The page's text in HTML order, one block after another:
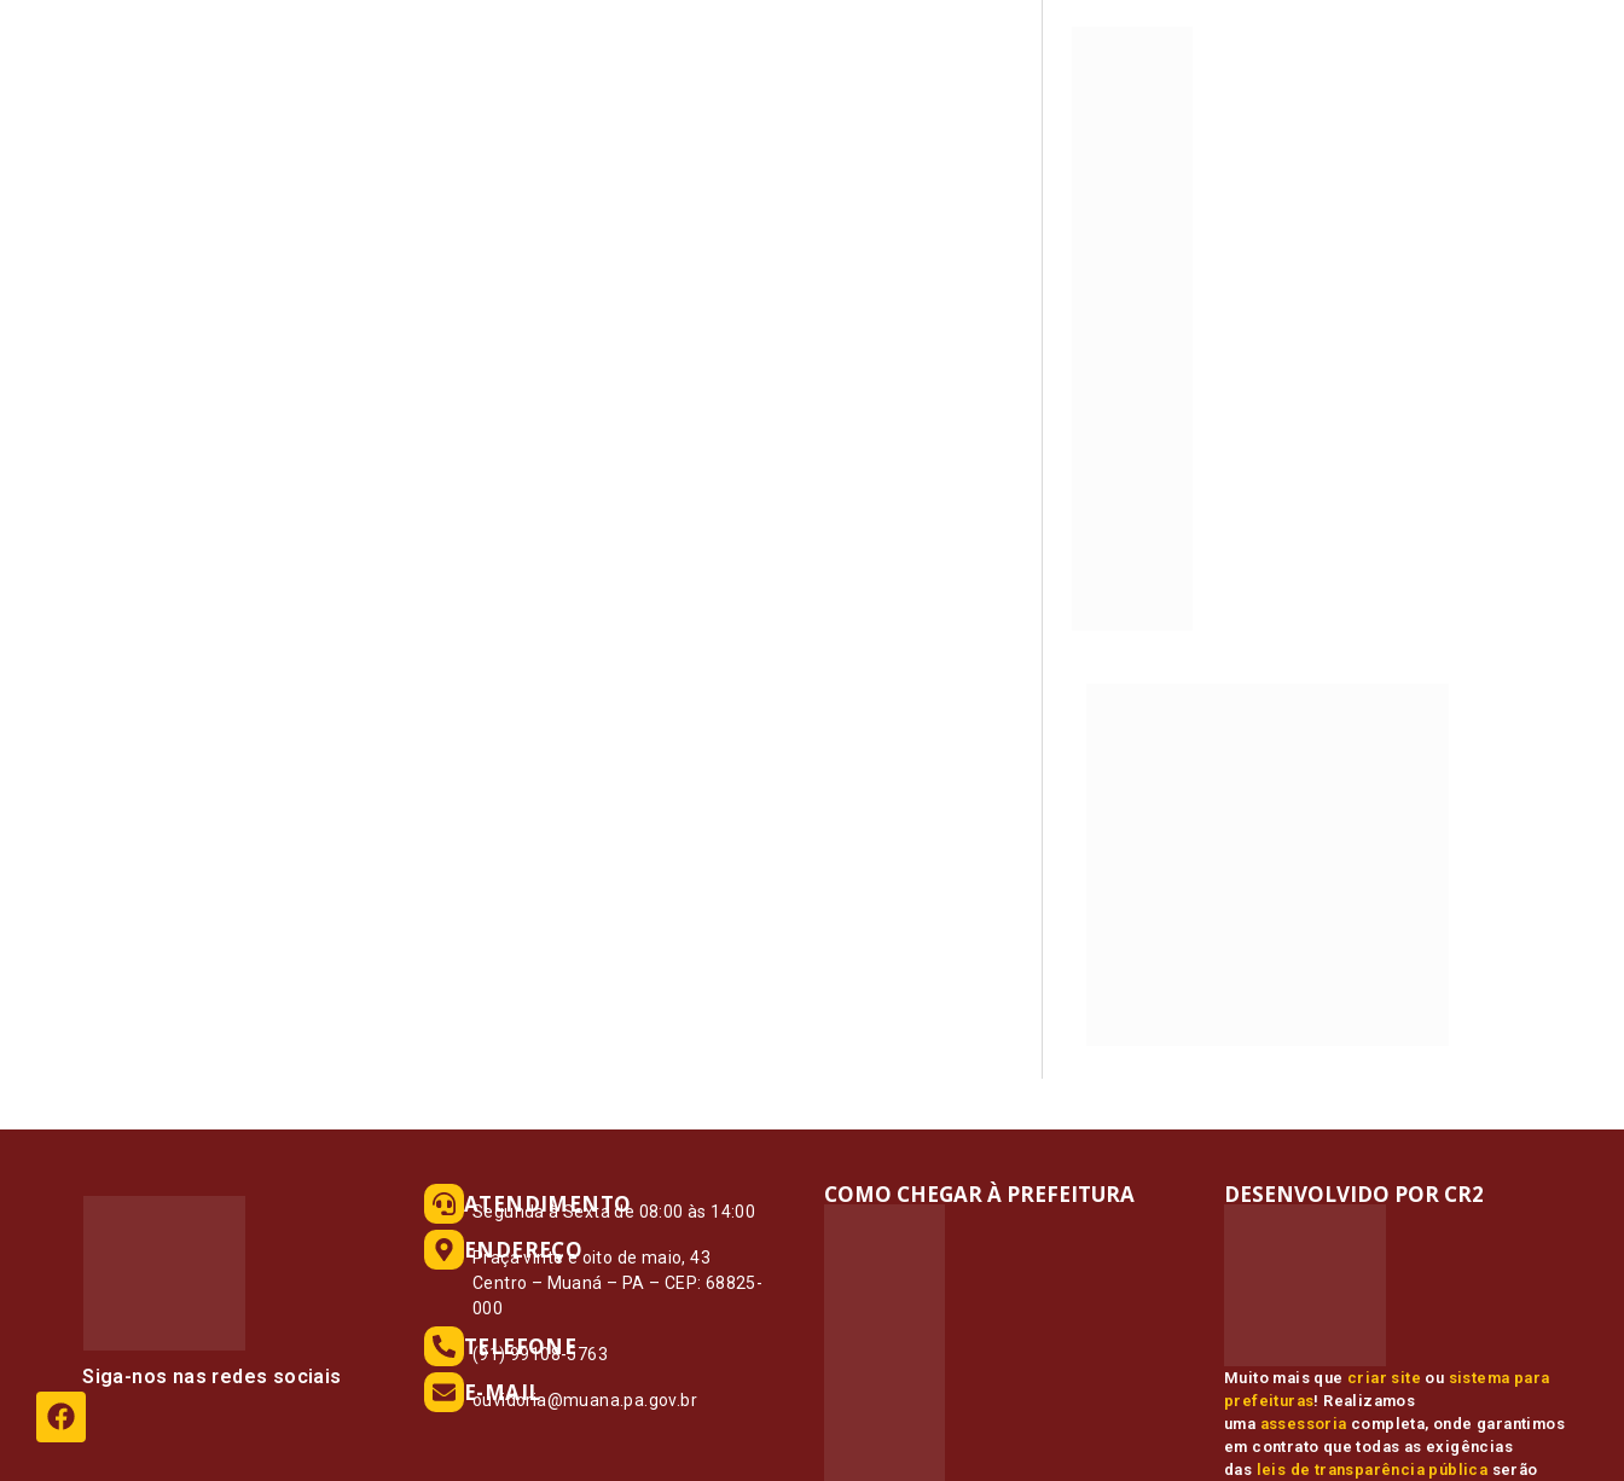
Siga-nos nas redes sociais
ATENDIMENTO
Segunda à Sexta de 08:00 às 14:00
ENDEREÇO
Praça vinte e oito de maio, 43
Centro – Muaná – PA – CEP: 68825-
000
TELEFONE
(91) 99108-5763
E-MAIL
ouvidoria@muana.pa.gov.br
COMO CHEGAR À PREFEITURA
Muito mais que criar site ou sistema para
prefeituras! Realizamos
uma assessoria completa, onde garantimos
em contrato que todas as exigências
das leis de transparência pública serão
DESENVOLVIDO POR CR2